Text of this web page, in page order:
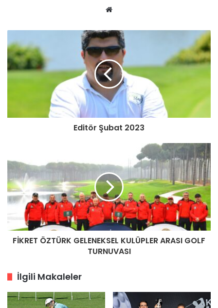
Web
Editör Şubat 2023
FİKRET ÖZTÜRK GELENEKSEL KULÜPLER ARASI GOLF
TURNUVASI
İlgili Makaleler